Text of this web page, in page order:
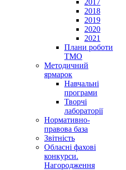
2017
2018
2019
2020
2021
Плани роботи
ТМО
Методичний
ярмарок
Навчальні
програми
Творчі
лабораторії
Нормативно-
правова база
Звітність
Обласні фахові
конкурси.
Нагородження